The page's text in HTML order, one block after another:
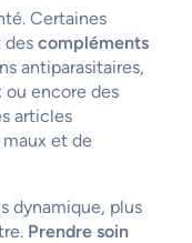
Certaines
des compléments
antiparasitaires,
ou encore des
articles
et de
dynamique, plus
Prendre soin